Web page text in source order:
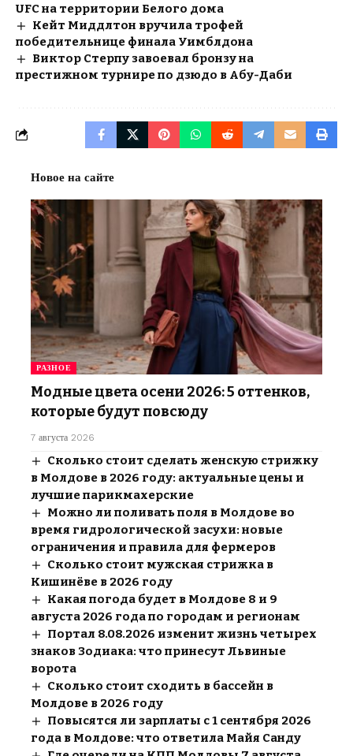
UFC на территории Белого дома
Кейт Миддлтон вручила трофей
победительнице финала Уимблдона
Виктор Стерпу завоевал бронзу на
престижном турнире по дзюдо в Абу-Даби
Новое на сайте
РАЗНОЕ
Модные цвета осени 2026: 5 оттенков,
которые будут повсюду
7 августа 2026
Сколько стоит сделать женскую стрижку
в Молдове в 2026 году: актуальные цены и
лучшие парикмахерские
Можно ли поливать поля в Молдове во
время гидрологической засухи: новые
ограничения и правила для фермеров
Сколько стоит мужская стрижка в
Кишинёве в 2026 году
Какая погода будет в Молдове 8 и 9
августа 2026 года по городам и регионам
Портал 8.08.2026 изменит жизнь четырех
знаков Зодиака: что принесут Львиные
ворота
Сколько стоит сходить в бассейн в
Молдове в 2026 году
Повысятся ли зарплаты с 1 сентября 2026
года в Молдове: что ответила Майя Санду